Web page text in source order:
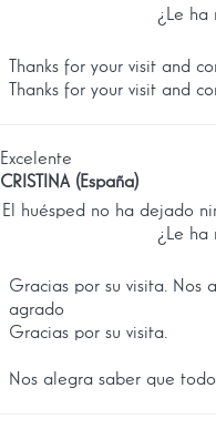
¿Le ha
Thanks for your visit and
Thanks for your visit and
Excelente
CRISTINA (España)
El huésped no ha dejado
¿Le ha
Gracias por su visita. Nos
agrado
Gracias por su visita.
Nos alegra saber que